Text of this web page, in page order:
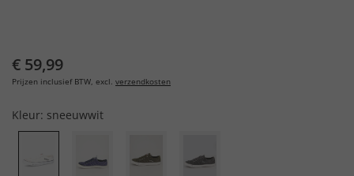
€ 59,99
Prijzen inclusief BTW, excl. verzendkosten
Kleur: sneeuwwit